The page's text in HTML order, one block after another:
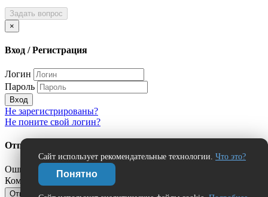
Сайт использует рекомендательные технологии. Что это?
Понятно
Задать вопрос
×
Вход / Регистрация
Логин
Пароль
Вход
Не зарегистрированы?
Не поните свой логин?
Отправить сообщение об ошибке?
Ошибка:
Комментарий (дополнительно)
Отправить